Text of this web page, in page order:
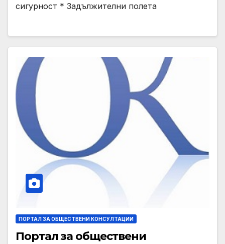
сигурност * Задължителни полета
ПОРТАЛ ЗА ОБЩЕСТВЕНИ КОНСУЛТАЦИИ
Портал за обществени